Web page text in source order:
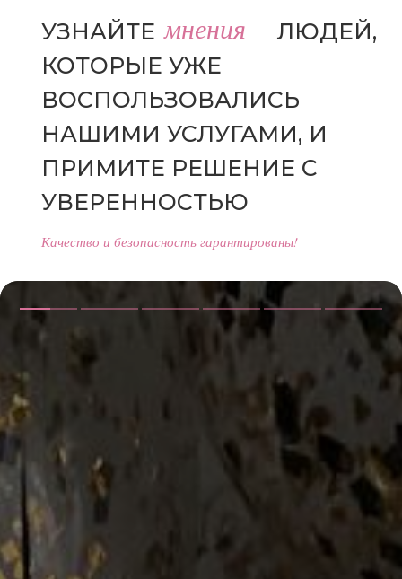
УЗНАЙТЕ МНЕНИЯ
ЛЮДЕЙ,
КОТОРЫЕ УЖЕ
ВОСПОЛЬЗОВАЛИСЬ
НАШИМИ УСЛУГАМИ, И
ПРИМИТЕ РЕШЕНИЕ С
УВЕРЕННОСТЬЮ
Качество и безопасность гарантированы!
мнения